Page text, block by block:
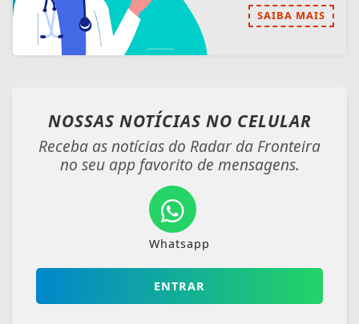
SAIBA MAIS
NOSSAS NOTÍCIAS NO CELULAR
Receba as notícias do Radar da Fronteira
no seu app favorito de mensagens.
Whatsapp
ENTRAR